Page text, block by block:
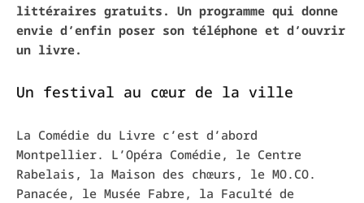
littéraires gratuits. Un programme qui donne
envie d’enfin poser son téléphone et d’ouvrir
un livre.
Un festival au cœur de la ville
La Comédie du Livre c’est d’abord
Montpellier. L’Opéra Comédie, le Centre
Rabelais, la Maison des chœurs, le MO.CO.
Panacée, le Musée Fabre, la Faculté de